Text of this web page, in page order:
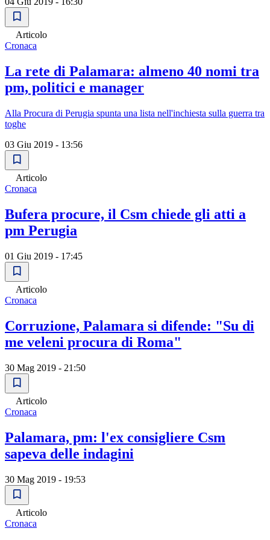
Articolo
Cronaca
La rete di Palamara: almeno 40 nomi tra
pm, politici e manager
Alla Procura di Perugia spunta una lista nell'inchiesta sulla guerra tra
toghe
03 Giu 2019 - 13:56
Articolo
Cronaca
Bufera procure, il Csm chiede gli atti a
pm Perugia
01 Giu 2019 - 17:45
Articolo
Cronaca
Corruzione, Palamara si difende: "Su di
me veleni procura di Roma"
30 Mag 2019 - 21:50
Articolo
Cronaca
Palamara, pm: l'ex consigliere Csm
sapeva delle indagini
30 Mag 2019 - 19:53
Articolo
Cronaca